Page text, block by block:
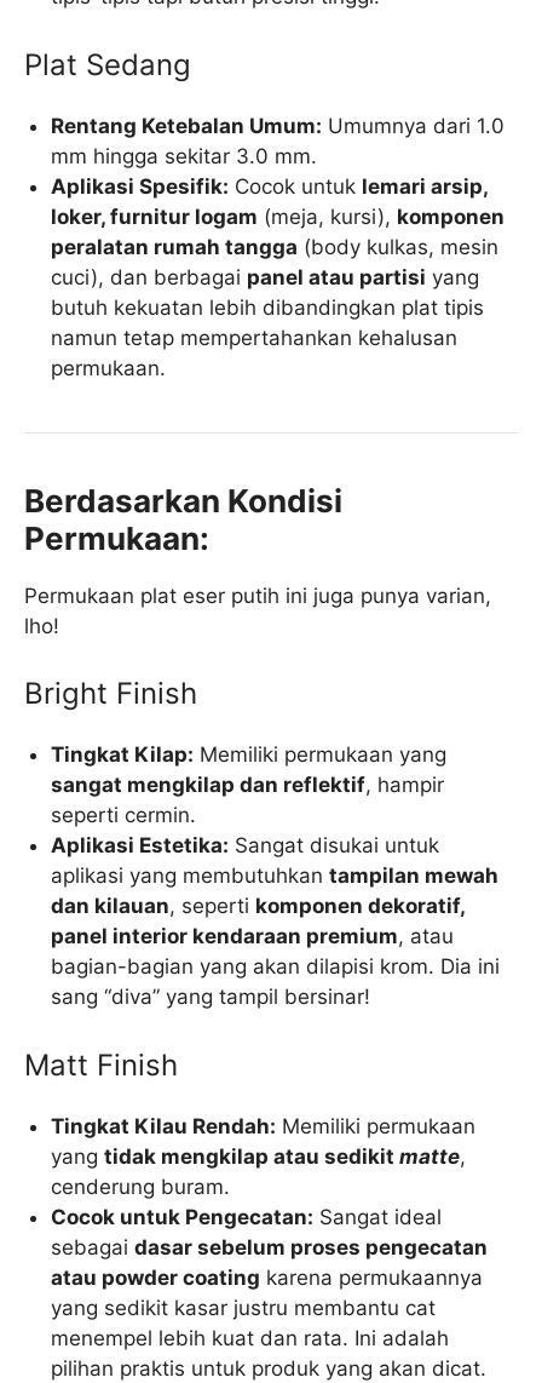
Plat Sedang
Rentang Ketebalan Umum: Umumnya dari 1.0
mm hingga sekitar 3.0 mm.
Aplikasi Spesifik: Cocok untuk lemari arsip,
loker, furnitur logam (meja, kursi), komponen
peralatan rumah tangga (body kulkas, mesin
cuci), dan berbagai panel atau partisi yang
butuh kekuatan lebih dibandingkan plat tipis
namun tetap mempertahankan kehalusan
permukaan.
Berdasarkan Kondisi
Permukaan:
Permukaan plat eser putih ini juga punya varian,
lho!
Bright Finish
Tingkat Kilap: Memiliki permukaan yang
sangat mengkilap dan reflektif, hampir
seperti cermin.
Aplikasi Estetika: Sangat disukai untuk
aplikasi yang membutuhkantampilan mewah
dan kilauan, seperti komponen dekoratif,
panel interior kendaraan premium, atau
bagian-bagian yang akan dilapisi krom. Dia ini
sang “diva” yang tampil bersinar!
Matt Finish
Tingkat Kilau Rendah: Memiliki permukaan
yangtidak mengkilap atau sedikitmatte,
cenderung buram.
Cocok untuk Pengecatan: Sangat ideal
sebagaidasar sebelum proses pengecatan
atau powder coating karena permukaannya
yang sedikit kasar justru membantu cat
menempel lebih kuat dan rata. Ini adalah
pilihan praktis untuk produk yang akan dicat.